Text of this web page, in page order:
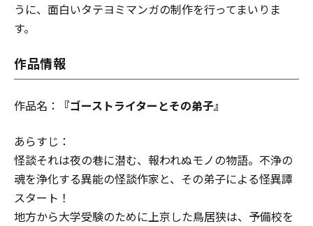
うに、面白いタテヨミマンガの制作を行ってまいりま
す。
作品情報
作品名： 『ゴーストライターとその弟子』
あらすじ：
怪談――それは夜の巷に潜む、報われぬモノの物語。不浄の
魂を浄化する異能の怪談作家と、その弟子による怪異譚
スタート！
地方から大学受験のために上京した鳥居狭は、予備校を